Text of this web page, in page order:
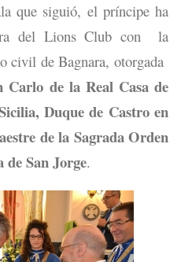
que siguió, el príncipe ha
del Lions Club con la
civil de Bagnara, otorgada
Carlo de la Real Casa de
Duque de Castro en
de la Sagrada Orden
San Jorge.